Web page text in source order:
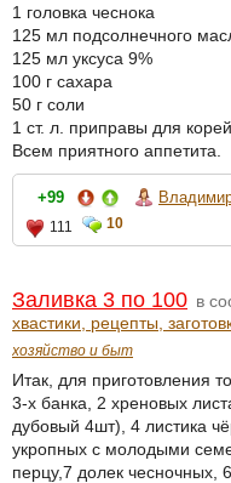
1 головка чеснока
125 мл подсолнечного
125 мл уксуса 9%
100 г сахара
50 г соли
1 ст. л. приправы для
Всем приятного аппетита.
+99
111
10
Заливка 3 по 100 в
хвастики, рецепты,
хозяйство и быт
Итак, для приготовления
3-х банка, 2 хреновых
дубовый 4шт), 4 листика
укропных с молодыми
перцу,7 долек чесночных,